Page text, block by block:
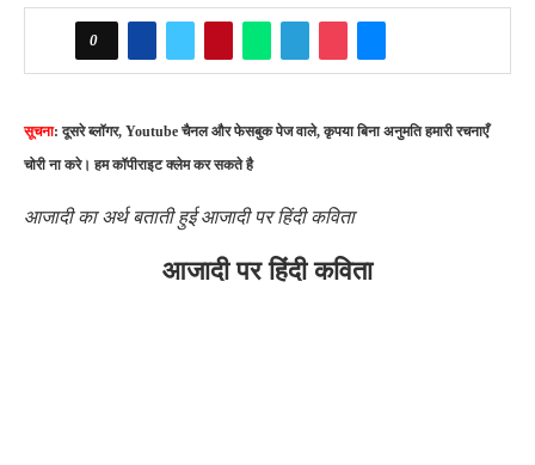
0
सूचना: दूसरे ब्लॉगर, Youtube चैनल और फेसबुक पेज वाले, कृपया बिना अनुमति हमारी रचनाएँ
चोरी ना करे। हम कॉपीराइट क्लेम कर सकते है
आजादी का अर्थ बताती हुई आजादी पर हिंदी कविता
आजादी पर हिंदी कविता